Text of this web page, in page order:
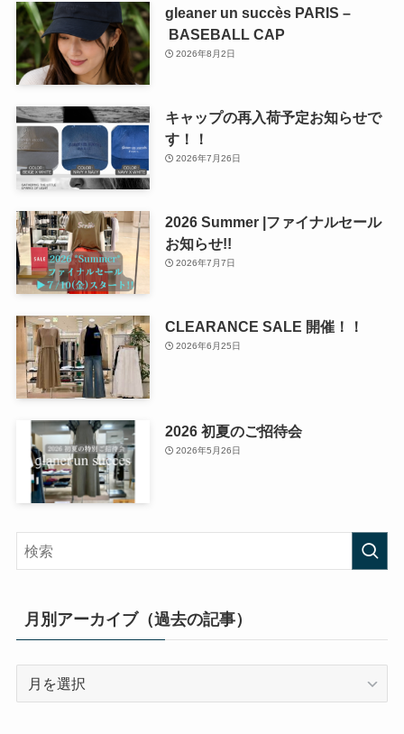
gleaner un succès PARIS –
BASEBALL CAP
2026年8月2日
キャップの再入荷予定お知らせで
す！！
2026年7月26日
2026 Summer |ファイナルセール
お知らせ!!
2026年7月7日
CLEARANCE SALE 開催！！
2026年6月25日
2026 初夏のご招待会
2026年5月26日
月別アーカイブ（過去の記事）